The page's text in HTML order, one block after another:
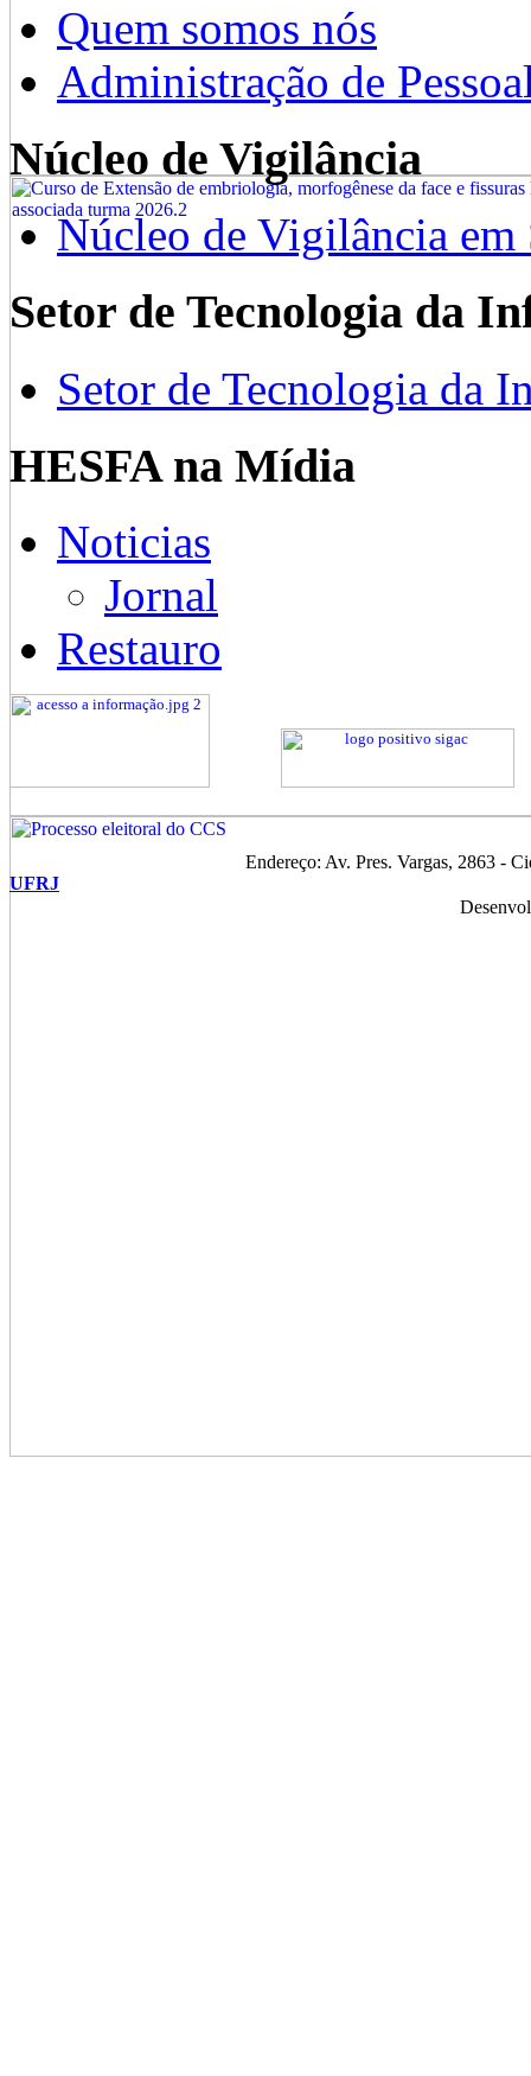
Quem somos nós
Administração de
Núcleo de Vigilância
Núcleo de Vigilância em
Setor de Tecnologia da
Setor de Tecnologia da
HESFA na Mídia
Noticias
Jornal
Restauro
Endereço: Av. Pres. Vargas, 2863 -
UFRJ